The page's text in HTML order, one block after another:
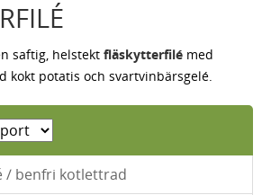
saftig, helstekt fläskytterfilé med
kokt potatis och svartvinbärsgelé.
/ benfri kotlettrad